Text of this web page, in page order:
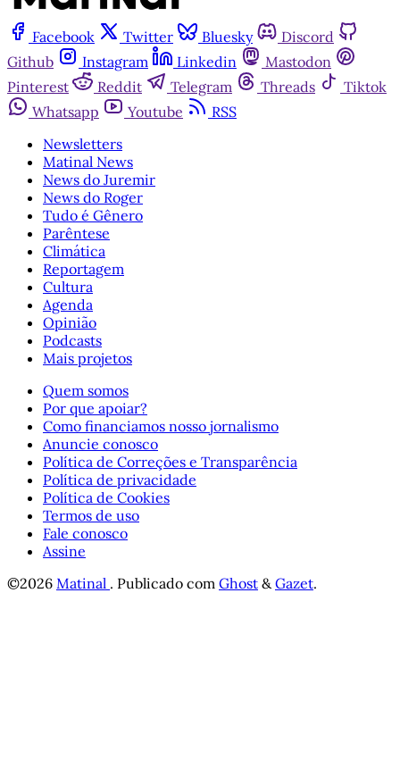
Facebook Twitter Bluesky
Discord
Github
Instagram Linkedin
Mastodon
Pinterest
Reddit Telegram Threads
Tiktok
Whatsapp
Youtube
RSS
Newsletters
Matinal News
News do Juremir
News do Roger
Tudo é Gênero
Parêntese
Climática
Reportagem
Cultura
Agenda
Opinião
Podcasts
Mais projetos
Quem somos
Por que apoiar?
Como financiamos nosso jornalismo
Anuncie conosco
Política de Correções e Transparência
Política de privacidade
Política de Cookies
Termos de uso
Fale conosco
Assine
©2026 Matinal . Publicado com Ghost & Gazet.